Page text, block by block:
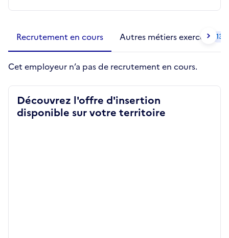
Recrutement en cours Autres métiers exercés 13
Cet employeur n’a pas de recrutement en cours.
Découvrez l'offre d'insertion
disponible sur votre territoire